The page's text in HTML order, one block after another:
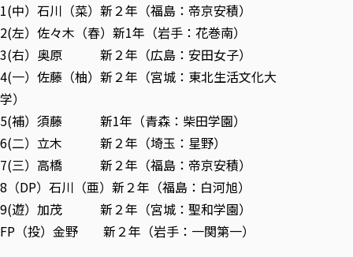
1(中）石川（菜）新２年（福島：帝京安積）
2(左）佐々木（春）新1年（岩手：花巻南）
3(右）奥原 新２年（広島：安田女子）
4(一）佐藤（柚）新２年（宮城：東北生活文化大
学）
5(補）須藤 新1年（青森：柴田学園）
6(二）立木 新２年（埼玉：星野）
7(三）高橋 新２年（福島：帝京安積）
8（DP）石川（亜）新２年（福島：白河旭）
9(遊）加茂 新２年（宮城：聖和学園）
FP（投）金野 新２年（岩手：一関第一）